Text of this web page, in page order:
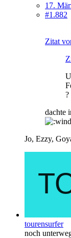
17.
#1.882
Zitat
?
dachte
Jo, Ezzy,
tourensurfer
noch